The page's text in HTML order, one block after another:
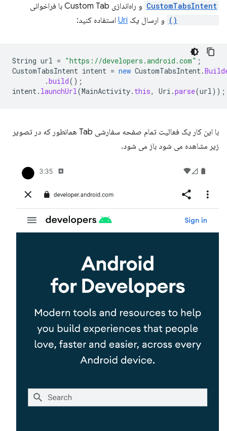
CustomTabsIntent و راه‌اندازی Custom Tab با فراخوانی
و ارسال یک Uri استفاده کنید:
String url = "https://developers.android.com" ;
CustomTabsIntent intent = new CustomTabsIntent.
.build();
intent. launchUrl(MainActivity. this, Uri .parse(url));
با این کار یک فعالیت تمام صفحه سفارشی Tab همانطور که در تصویر
زیر مشاهده می شود باز می شود.